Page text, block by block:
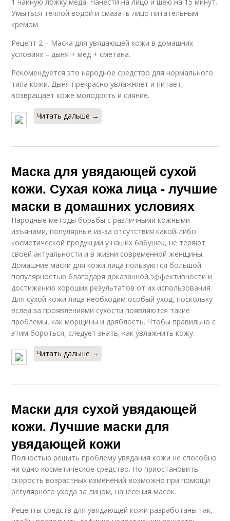
Умыться теплой водой и смазать лицо питательным
кремом.
Рецепт 2 – Маска для увядающей кожи в домашних
условиях – дыня + мед + сметана.
Рекомендуется это народное средство для нормального
типа кожи. Дыня прекрасно увлажняет и питает,
возвращает коже молодость и сияние.
Читать дальше →
Маска для увядающей сухой
кожи. Сухая кожа лица - лучшие
маски в домашних условиях
Народные методы борьбы с различными кожными
изъянами, популярные из-за отсутствия какой-либо
косметической продукции у наших бабушек, не теряют
своей актуальности и в жизни современной женщины.
Домашние маски для кожи лица пользуются большой
популярностью благодаря доказанной эффективности и
достижению хороших результатов от их использования.
Для сухой кожи лица необходим особый уход, поскольку
вслед за проявлениями сухости появляются такие
проблемы, как морщины и дряблость. Чтобы правильно с
этим бороться, следует знать, как увлажнить кожу.
Читать дальше →
Маски для сухой увядающей
кожи. Лучшие маски для
увядающей кожи
Полностью решить проблему увядания кожи не способно
ни одно косметическое средство. Но приостановить
скорость возрастных изменений возможно при помощи
регулярного ухода за лицом, нанесения масок.
Рецепты средств для увядающей кожи разработаны так,